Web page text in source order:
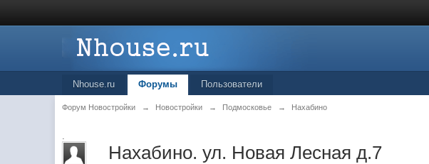
Nhouse.ru Форумы Пользователи
Форум Новостройки → Новостройки → Подмосковье → Нахабино
.
Нахабино. ул. Новая Лесная д.7